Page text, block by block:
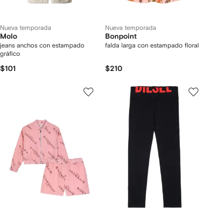
Nueva temporada
Molo
jeans anchos con estampado
gráfico
$101
Nueva temporada
Bonpoint
falda larga con estampado floral
$210